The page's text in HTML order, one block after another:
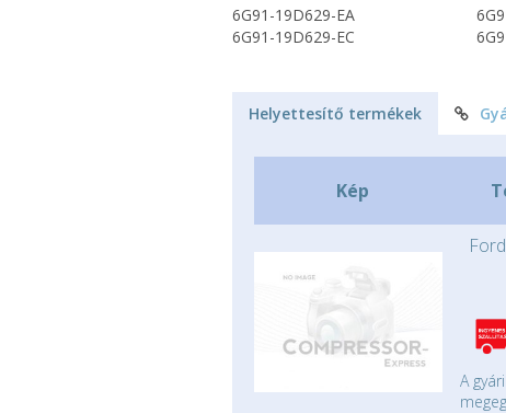
6G91-19D629-EA
6G91-19D629-EC
Helyettesítő termékek
Kép
A